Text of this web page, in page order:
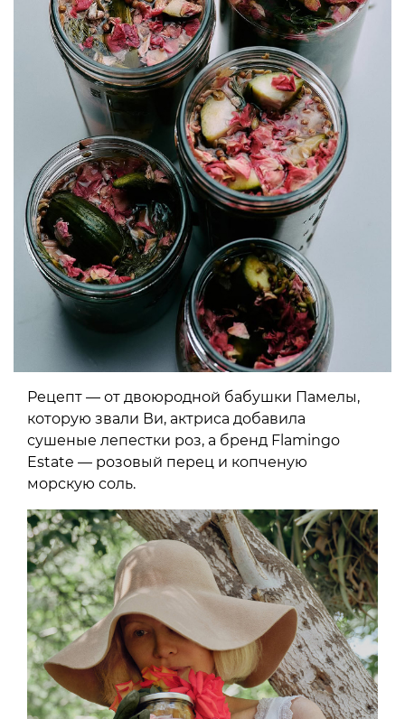
Рецепт — от двоюродной бабушки Памелы,
которую звали Ви, актриса добавила
сушеные лепестки роз, а бренд Flamingo
Estate — розовый перец и копченую
морскую соль.